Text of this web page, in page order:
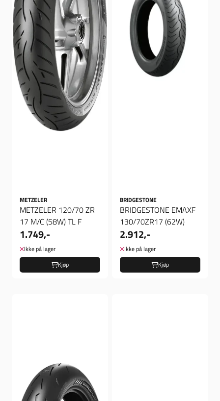
METZELER
METZELER 120/70 ZR
17 M/C (58W) TL F
1.749,-
Ikke på lager
Kjøp
BRIDGESTONE
BRIDGESTONE EMAXF
130/70ZR17 (62W)
2.912,-
Ikke på lager
Kjøp